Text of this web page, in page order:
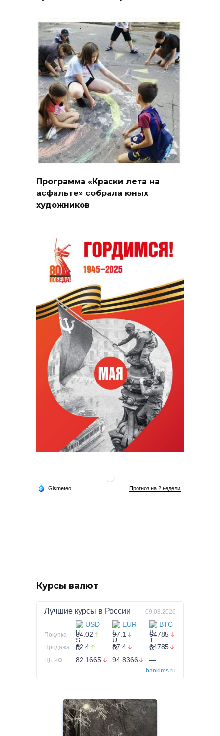
Программа «Краски лета на
асфальте» собрала юных
художников
Курсы валют
Лучшие курсы в России 09.08.2026
USD EUR BTC
Покупка 84.02 97.1 64785
Продажа 82.4 87.4 64785
ЦБ РФ 82.1665 94.8366 —
bankiros.ru